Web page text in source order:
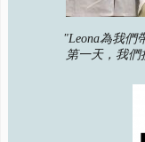
"Leona為我們
第一天，我